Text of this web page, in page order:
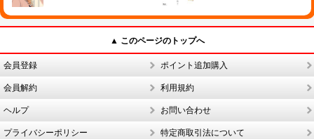
▲ このページのトップへ
会員登録 ポイント追加購入
会員解約 利用規約
ヘルプ お問い合わせ
プライバシーポリシー 特定商取引法について